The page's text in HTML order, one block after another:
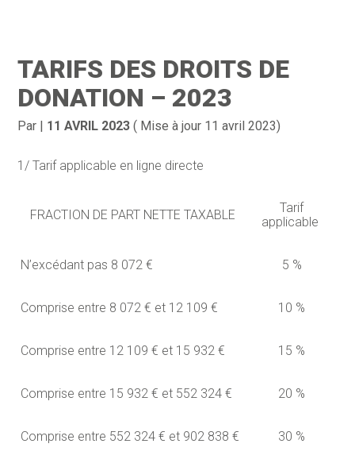
Gestion au quotidien
Compta
Dématérialisation / collecte
TARIFS DES DROITS DE
DONATION – 2023
Par | 11 AVRIL 2023 ( Mise à jour 11 avril 2023)
1/ Tarif applicable en ligne directe
FRACTION DE PART NETTE TAXABLE
Tarif
applicable
N’excédant pas 8 072 € 5 %
Comprise entre 8 072 € et 12 109 € 10 %
Comprise entre 12 109 € et 15 932 € 15 %
Comprise entre 15 932 € et 552 324 € 20 %
Comprise entre 552 324 € et 902 838 € 30 %